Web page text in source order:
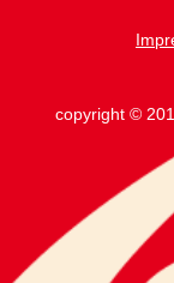
copyright ©